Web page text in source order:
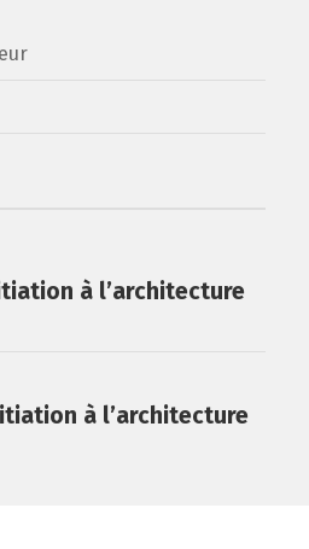
à l’architecture
à l’architecture